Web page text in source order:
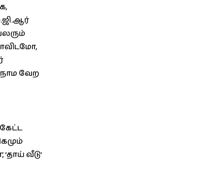
நாம வேற
வீடு’